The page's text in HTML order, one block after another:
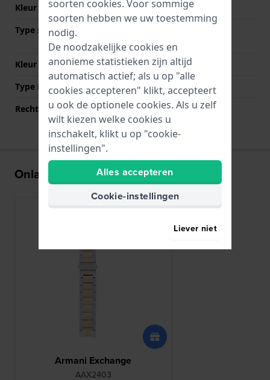
Kleur Band
Bicolor
Type sluiting
drukknoppen
Kleur sluiting
Zilver
Type Bevestiging
Stalen pennen
Rechte aanzet
Nee
Onlangs bekeken
Armani Exchange
AAX2403
soorten cookies. Voor sommige
soorten hebben we uw toestemming
nodig.
De noodzakelijke cookies en
anonieme statistieken zijn altijd
automatisch actief; als u op "alle
cookies accepteren" klikt, accepteert
u ook de optionele cookies. Als u zelf
wilt kiezen welke cookies u
inschakelt, klikt u op "cookie-
instellingen".
Alles accepteren
Cookie-instellingen
Liever niet